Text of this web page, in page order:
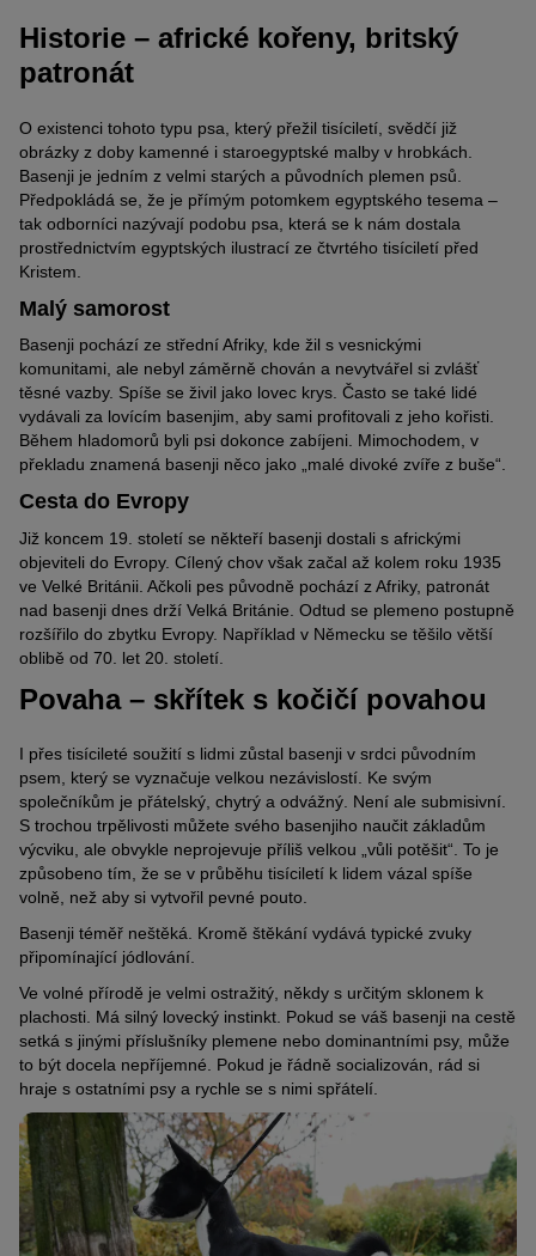
Historie – africké kořeny, britský
patronát
O existenci tohoto typu psa, který přežil tisíciletí, svědčí již
obrázky z doby kamenné i staroegyptské malby v hrobkách.
Basenji je jedním z velmi starých a původních plemen psů.
Předpokládá se, že je přímým potomkem egyptského tesema –
tak odborníci nazývají podobu psa, která se k nám dostala
prostřednictvím egyptských ilustrací ze čtvrtého tisíciletí před
Kristem.
Malý samorost
Basenji pochází ze střední Afriky, kde žil s vesnickými
komunitami, ale nebyl záměrně chován a nevytvářel si zvlášť
těsné vazby. Spíše se živil jako lovec krys. Často se také lidé
vydávali za lovícím basenjim, aby sami profitovali z jeho kořisti.
Během hladomorů byli psi dokonce zabíjeni. Mimochodem, v
překladu znamená basenji něco jako „malé divoké zvíře z buše“.
Cesta do Evropy
Již koncem 19. století se někteří basenji dostali s africkými
objeviteli do Evropy. Cílený chov však začal až kolem roku 1935
ve Velké Británii. Ačkoli pes původně pochází z Afriky, patronát
nad basenji dnes drží Velká Británie. Odtud se plemeno postupně
rozšířilo do zbytku Evropy. Například v Německu se těšilo větší
oblibě od 70. let 20. století.
Povaha – skřítek s kočičí povahou
I přes tisícileté soužití s lidmi zůstal basenji v srdci původním
psem, který se vyznačuje velkou nezávislostí. Ke svým
společníkům je přátelský, chytrý a odvážný. Není ale submisivní.
S trochou trpělivosti můžete svého basenjiho naučit základům
výcviku, ale obvykle neprojevuje příliš velkou „vůli potěšit“. To je
způsobeno tím, že se v průběhu tisíciletí k lidem vázal spíše
volně, než aby si vytvořil pevné pouto.
Basenji téměř neštěká. Kromě štěkání vydává typické zvuky
připomínající jódlování.
Ve volné přírodě je velmi ostražitý, někdy s určitým sklonem k
plachosti. Má silný lovecký instinkt. Pokud se váš basenji na cestě
setká s jinými příslušníky plemene nebo dominantními psy, může
to být docela nepříjemné. Pokud je řádně socializován, rád si
hraje s ostatními psy a rychle se s nimi spřátelí.